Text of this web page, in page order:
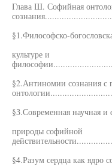
Глава Ш. Софийная
§1.Философско-
культуре и
§2.Антиномии сознания с
§З.Современная научная и
природы софийной
§4.Разум сердца как ядро